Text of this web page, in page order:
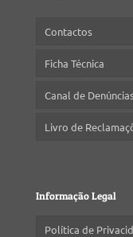
Contactos
Ficha Técnica
Canal de
Livro de
Informação Legal
Política de